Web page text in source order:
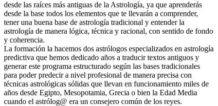
desde las raíces más antiguas de la Astrología, ya que aprenderás
desde la base todos los elementos que te llevarán a comprender,
tener una buena base de astrología tradicional y entender la
astrología de manera lógica, técnica y racional, con sentido de fondo
y coherencia.
La formación la hacemos dos astrólogos especializados en astrología
predictiva que hemos dedicado años a traducir textos antiguos y
generar este programa estructurado según las bases tradicionales
para poder predecir a nivel profesional de manera precisa con
técnicas astrológicas sólidas que llevan en funcionamiento miles de
años desde Egipto, Mesopotamia, Grecia o bien la Edad Media
cuando el astrólog@ era un consejero común de los reyes.